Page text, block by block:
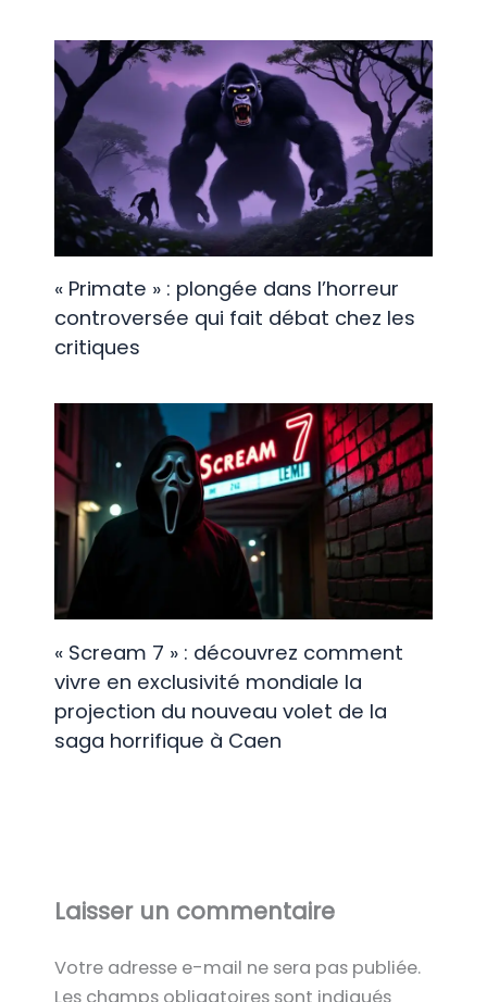
« Primate » : plongée dans l’horreur
controversée qui fait débat chez les
critiques
« Scream 7 » : découvrez comment
vivre en exclusivité mondiale la
projection du nouveau volet de la
saga horrifique à Caen
Laisser un commentaire
Votre adresse e-mail ne sera pas publiée.